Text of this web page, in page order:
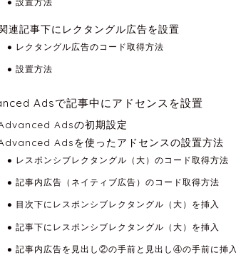
連記事下にレクタングル広告を設置
レクタングル広告のコード取得方法
設置方法
Adsで記事中にアドセンスを設置
Adsの初期設定
Adsを使ったアドセンスの設置方法
レスポンシブレクタングル（大）のコード取得方法
記事内広告（ネイティブ広告）のコード取得方法
目次下にレスポンシブレクタングル（大）を挿入
記事下にレスポンシブレクタングル（大）を挿入
記事内広告を見出し②の手前と見出し④の手前に挿入